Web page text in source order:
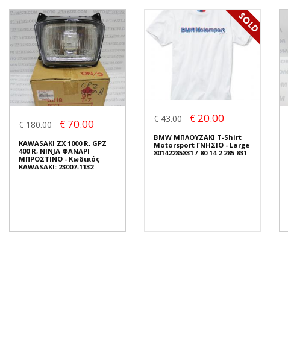
€ 180.00 € 70.00
KAWASAKI ZX 1000 R, GPZ
400 R, NINJA ΦΑΝΑΡΙ
ΜΠΡΟΣΤΙΝΟ - Κωδικός
KAWASAKI: 23007-1132
€ 43.00 € 20.00
BMW ΜΠΛΟΥΖΑΚΙ T-Shirt
Motorsport ΓΝΗΣΙΟ - Large
80142285831 / 80 14 2 285 831